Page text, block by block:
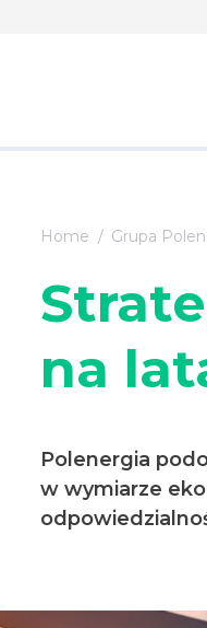
Home Grupa
na
Polenergia
w wymiarze